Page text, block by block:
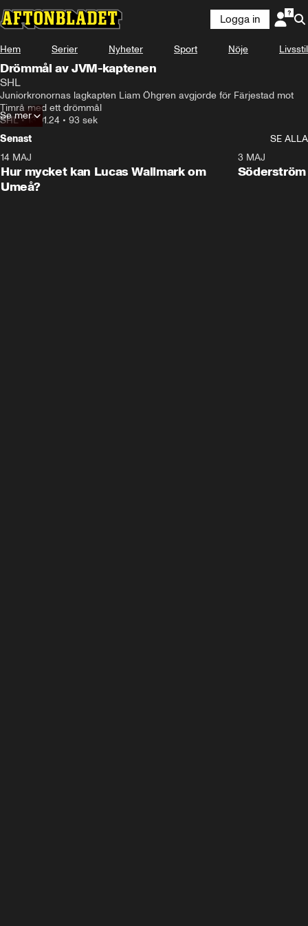
Logga in
Hem Serier Nyheter Sport Nöje Livsstil
Drömmål av JVM-kaptenen
SHL
Juniorkronornas lagkapten Liam Öhgren avgjorde för Färjestad mot
Timrå med ett drömmål
SHL•13.01.24 • 93 sek
Se mer
Senast
SE ALLA
Plus
14 MAJ
Hur mycket kan Lucas Wallmark om
Umeå?
3 MAJ